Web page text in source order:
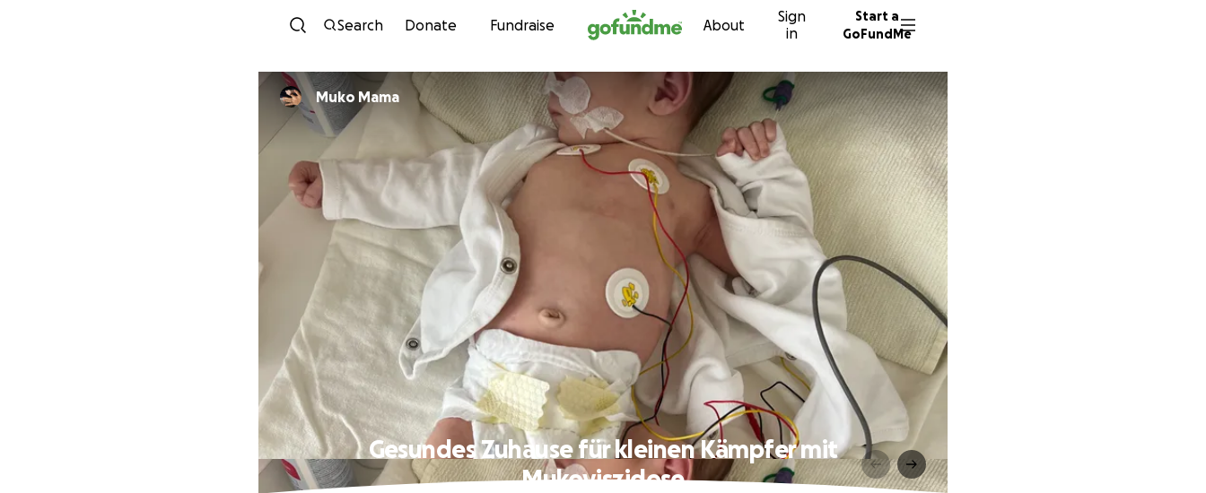
Skip to content
Search Donate Fundraise About
Sign
in
Start a
GoFundMe
Muko Mama
Gesundes Zuhause für kleinen Kämpfer mit
Mukoviszidose